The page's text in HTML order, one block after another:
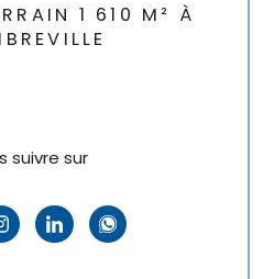
1 610 M² À
suivre sur